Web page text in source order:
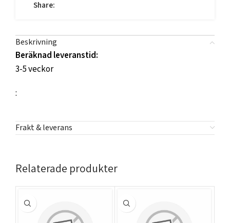
Share:
Beskrivning
Beräknad leveranstid:
3-5 veckor
:
Frakt & leverans
Relaterade produkter